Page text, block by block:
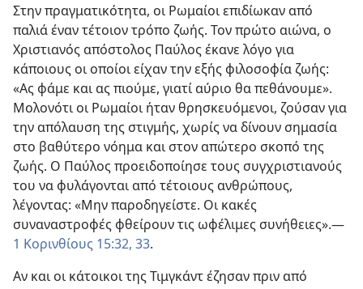
Στην πραγματικότητα, οι Ρωμαίοι επιδίωκαν από
παλιά έναν τέτοιον τρόπο ζωής. Τον πρώτο αιώνα, ο
Χριστιανός απόστολος Παύλος έκανε λόγο για
κάποιους οι οποίοι είχαν την εξής φιλοσοφία ζωής:
«Ας φάμε και ας πιούμε, γιατί αύριο θα πεθάνουμε».
Μολονότι οι Ρωμαίοι ήταν θρησκευόμενοι, ζούσαν για
την απόλαυση της στιγμής, χωρίς να δίνουν σημασία
στο βαθύτερο νόημα και στον απώτερο σκοπό της
ζωής. Ο Παύλος προειδοποίησε τους συγχριστιανούς
του να φυλάγονται από τέτοιους ανθρώπους,
λέγοντας: «Μην παροδηγείστε. Οι κακές
συναναστροφές φθείρουν τις ωφέλιμες συνήθειες».—
1 Κορινθίους 15:32, 33.
Αν και οι κάτοικοι της Τιμγκάντ έζησαν πριν από